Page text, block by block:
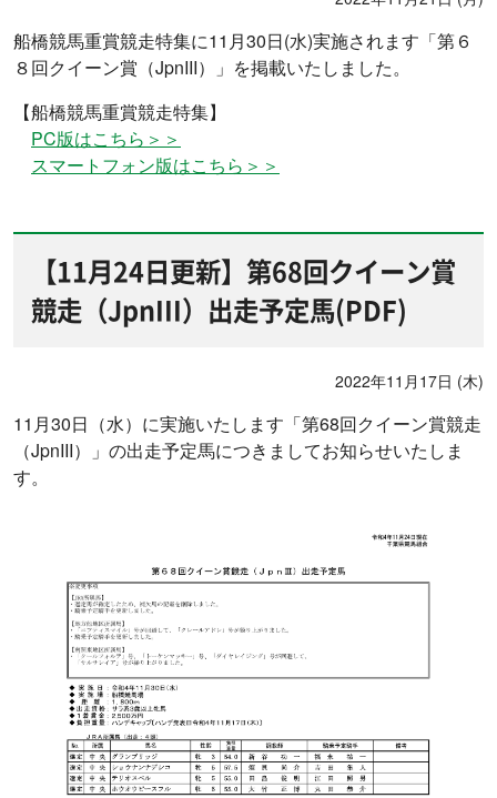
船橋競馬重賞競走特集に11月30日(水)実施されます「第６
８回クイーン賞（JpnIII）」を掲載いたしました。
【船橋競馬重賞競走特集】
PC版はこちら＞＞
スマートフォン版はこちら＞＞
【11月24日更新】第68回クイーン賞
競走（JpnIII）出走予定馬(PDF)
2022年11月17日 (木)
11月30日（水）に実施いたします「第68回クイーン賞競走
（JpnIII）」の出走予定馬につきましてお知らせいたしま
す。